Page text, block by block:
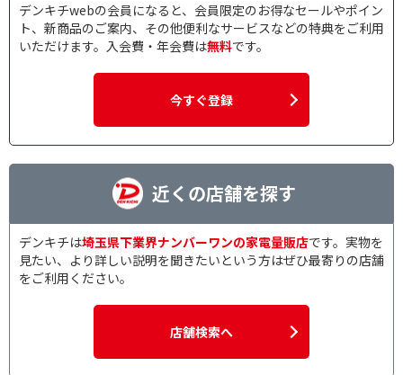
デンキチwebの会員になると、会員限定のお得なセールやポイン
ト、新商品のご案内、その他便利なサービスなどの特典をご利用
いただけます。入会費・年会費は無料です。
今すぐ登録
近くの店舗を探す
デンキチは埼玉県下業界ナンバーワンの家電量販店です。実物を
見たい、より詳しい説明を聞きたいという方はぜひ最寄りの店舗
をご利用ください。
店舗検索へ